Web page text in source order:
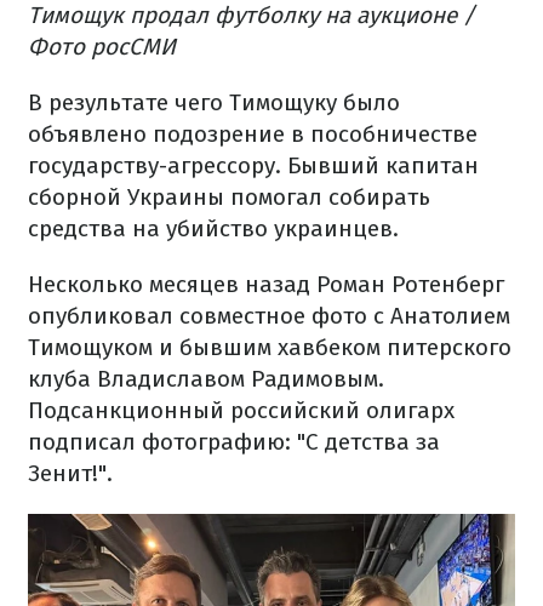
Тимощук продал футболку на аукционе /
Фото росСМИ
В результате чего Тимощуку было
объявлено подозрение в пособничестве
государству-агрессору. Бывший капитан
сборной Украины помогал собирать
средства на убийство украинцев.
Несколько месяцев назад Роман Ротенберг
опубликовал совместное фото с Анатолием
Тимощуком и бывшим хавбеком питерского
клуба Владиславом Радимовым.
Подсанкционный российский олигарх
подписал фотографию: "С детства за
Зенит!".